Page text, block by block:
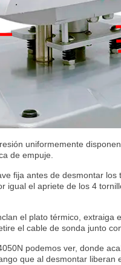
uniformemente
de empuje.
fija antes de desmontar los
igual el apriete de los 4
el plato térmico, extraiga
el cable de sonda junto
podemos ver, donde
que al desmontar liberan